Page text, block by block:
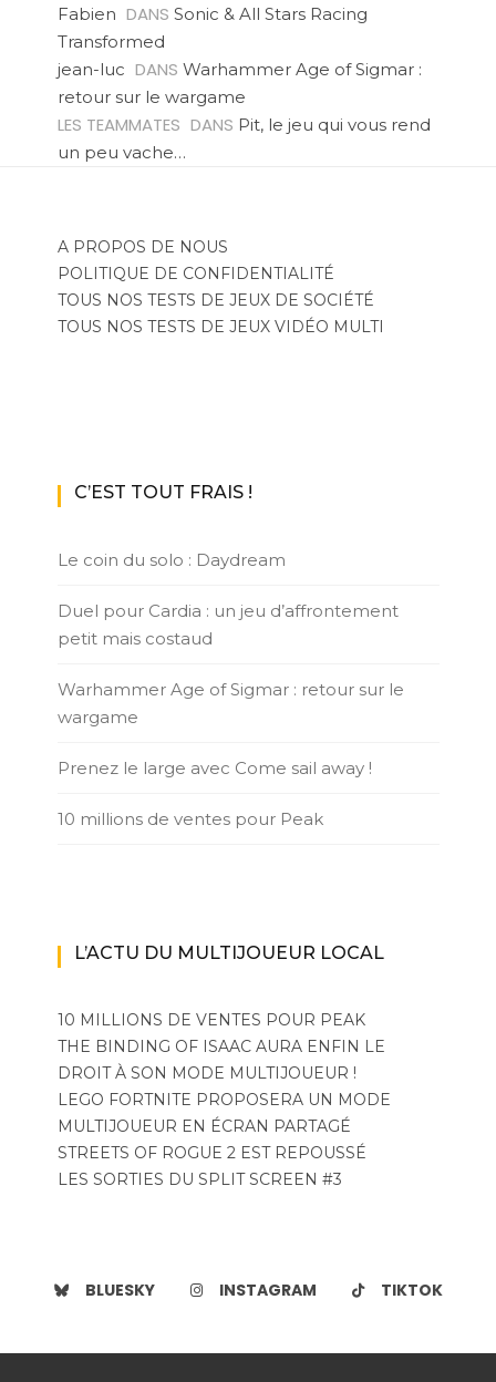
Fabien DANS Sonic & All Stars Racing
Transformed
jean-luc DANS Warhammer Age of Sigmar :
retour sur le wargame
LES TEAMMATES DANS Pit, le jeu qui vous rend
un peu vache…
A PROPOS DE NOUS
POLITIQUE DE CONFIDENTIALITÉ
TOUS NOS TESTS DE JEUX DE SOCIÉTÉ
TOUS NOS TESTS DE JEUX VIDÉO MULTI
C’EST TOUT FRAIS !
Le coin du solo : Daydream
Duel pour Cardia : un jeu d’affrontement
petit mais costaud
Warhammer Age of Sigmar : retour sur le
wargame
Prenez le large avec Come sail away !
10 millions de ventes pour Peak
L’ACTU DU MULTIJOUEUR LOCAL
10 MILLIONS DE VENTES POUR PEAK
THE BINDING OF ISAAC AURA ENFIN LE
DROIT À SON MODE MULTIJOUEUR !
LEGO FORTNITE PROPOSERA UN MODE
MULTIJOUEUR EN ÉCRAN PARTAGÉ
STREETS OF ROGUE 2 EST REPOUSSÉ
LES SORTIES DU SPLIT SCREEN #3
BLUESKY INSTAGRAM TIKTOK